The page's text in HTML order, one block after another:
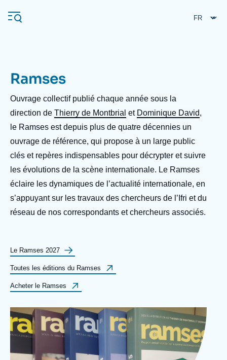
au
contenu
Navigation
principale
L'Ifri
Analyses
Événements
À propos de l'Ifri
L'Ifri en bref
Recherches fréquentes
Proche-Orient
Ramses
Ouvrage collectif publié chaque année sous la
direction de Thierry de Montbrial et Dominique David,
le Ramses est depuis plus de quatre décennies un
ouvrage de référence, qui propose à un large public
clés et repères indispensables pour décrypter et suivre
les évolutions de la scène internationale. Le Ramses
éclaire les dynamiques de l’actualité internationale, en
s’appuyant sur les travaux des chercheurs de l’Ifri et du
réseau de nos correspondants et chercheurs associés.
Label
Le Ramses 2027
Label
Toutes les éditions du Ramses
Label
Acheter le Ramses
Image
d'en-
tête
Ramses, Ifri